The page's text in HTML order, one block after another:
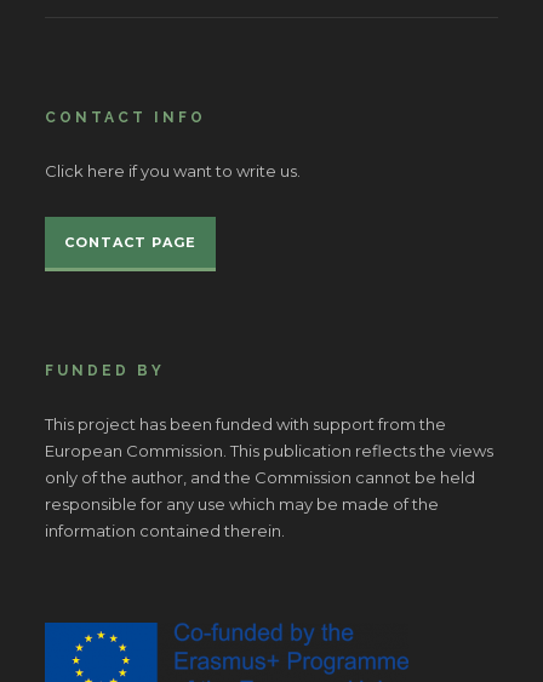
CONTACT INFO
Click here if you want to write us.
CONTACT PAGE
FUNDED BY
This project has been funded with support from the
European Commission. This publication reflects the views
only of the author, and the Commission cannot be held
responsible for any use which may be made of the
information contained therein.